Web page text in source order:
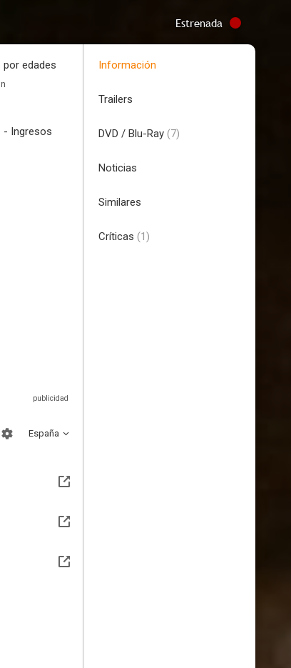
Estrenada
edades
- Ingresos
España
Información
Trailers
DVD / Blu-Ray (7)
Noticias
Similares
Críticas (1)